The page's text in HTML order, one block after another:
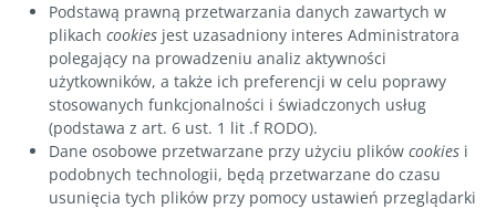
Podstawą prawną przetwarzania danych zawartych w
plikach cookies jest uzasadniony interes Administratora
polegający na prowadzeniu analiz aktywności
użytkowników, a także ich preferencji w celu poprawy
stosowanych funkcjonalności i świadczonych usług
(podstawa z art. 6 ust. 1 lit .f RODO).
Dane osobowe przetwarzane przy użyciu plików cookies i
podobnych technologii, będą przetwarzane do czasu
usunięcia tych plików przy pomocy ustawień przeglądarki